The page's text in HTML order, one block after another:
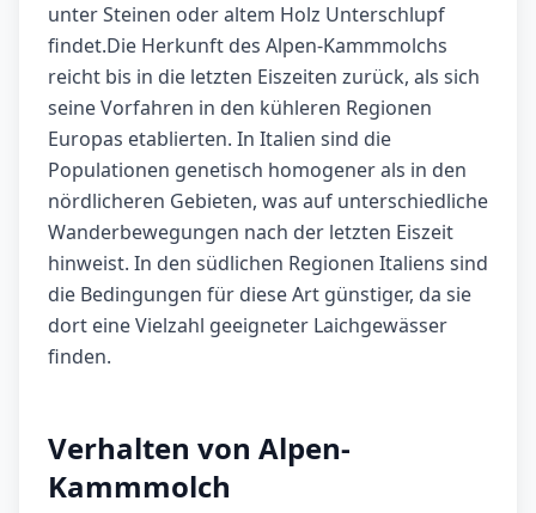
unter Steinen oder altem Holz Unterschlupf
findet.Die Herkunft des Alpen-Kammmolchs
reicht bis in die letzten Eiszeiten zurück, als sich
seine Vorfahren in den kühleren Regionen
Europas etablierten. In Italien sind die
Populationen genetisch homogener als in den
nördlicheren Gebieten, was auf unterschiedliche
Wanderbewegungen nach der letzten Eiszeit
hinweist. In den südlichen Regionen Italiens sind
die Bedingungen für diese Art günstiger, da sie
dort eine Vielzahl geeigneter Laichgewässer
finden.
Verhalten von Alpen-
Kammmolch